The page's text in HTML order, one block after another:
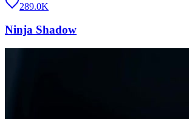
289.0K
Ninja Shadow